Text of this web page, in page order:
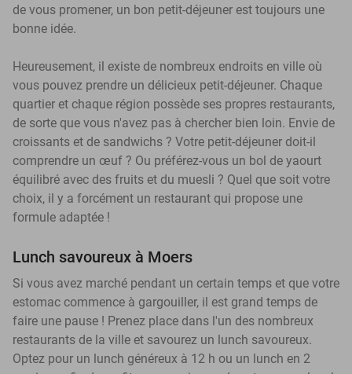
de vous promener, un bon petit-déjeuner est toujours une
bonne idée.
Heureusement, il existe de nombreux endroits en ville où
vous pouvez prendre un délicieux petit-déjeuner. Chaque
quartier et chaque région possède ses propres restaurants,
de sorte que vous n'avez pas à chercher bien loin. Envie de
croissants et de sandwichs ? Votre petit-déjeuner doit-il
comprendre un œuf ? Ou préférez-vous un bol de yaourt
équilibré avec des fruits et du muesli ? Quel que soit votre
choix, il y a forcément un restaurant qui propose une
formule adaptée !
Lunch savoureux à Moers
Si vous avez marché pendant un certain temps et que votre
estomac commence à gargouiller, il est grand temps de
faire une pause ! Prenez place dans l'un des nombreux
restaurants de la ville et savourez un lunch savoureux.
Optez pour un lunch généreux à 12 h ou un lunch en 2